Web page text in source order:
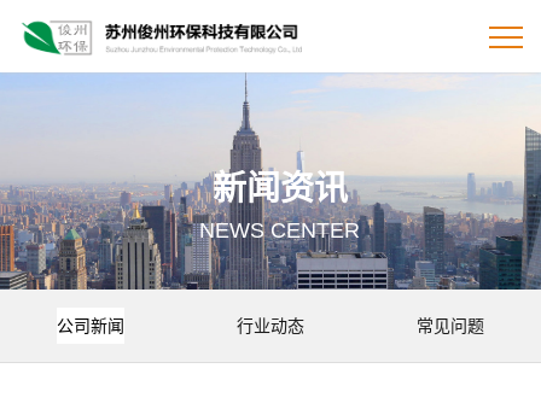
新闻资讯
NEWS CENTER
公司新闻 行业动态 常见问题